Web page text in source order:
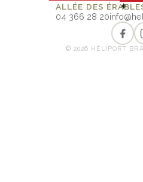
✦
ALLÉE DES
04 366 28 20
© 2026 HÉLIPORT